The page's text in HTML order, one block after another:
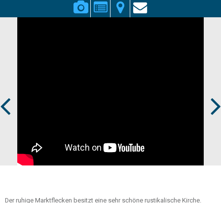
Der ruhige Marktflecken besitzt eine sehr schöne rustikalische Kirche.